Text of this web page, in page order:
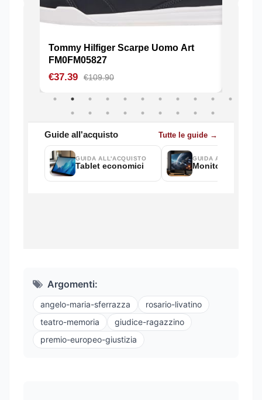
Argomenti:
angelo-maria-sferrazza
rosario-livatino
teatro-memoria
giudice-ragazzino
premio-europeo-giustizia